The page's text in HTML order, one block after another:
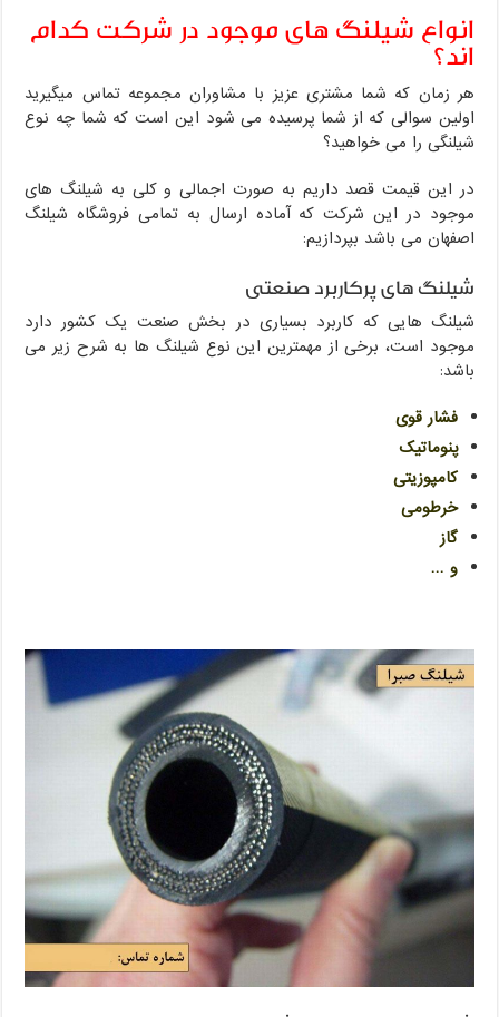
انواع شیلنگ های موجود در شرکت کدام
اند؟
هر زمان که شما مشتری عزیز با مشاوران مجموعه تماس میگیرید
اولین سوالی که از شما پرسیده می شود این است که شما چه نوع
شیلنگی را می خواهید؟
در این قیمت قصد داریم به صورت اجمالی و کلی به شیلنگ های
موجود در این شرکت که آماده ارسال به تمامی فروشگاه شیلنگ
اصفهان می باشد بپردازیم:
شیلنگ های پرکاربرد صنعتی
شیلنگ هایی که کاربرد بسیاری در بخش صنعت یک کشور دارد
موجود است، برخی از مهمترین این نوع شیلنگ ها به شرح زیر می
باشد:
فشار قوی
پنوماتیک
کامپوزیتی
خرطومی
گاز
و …